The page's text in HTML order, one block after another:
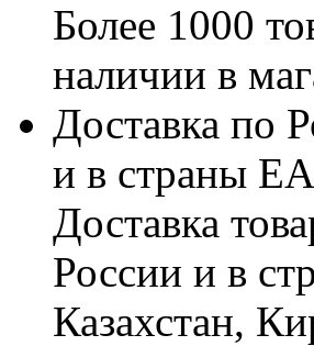
Более 1000
наличии в
Доставка по
и в страны
Доставка
России и в
Казахстан,